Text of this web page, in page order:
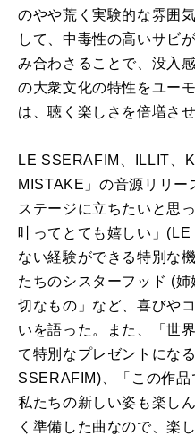
のやや荒く実験的な雰囲
して、中毒性の高いサビ
み合わさることで、没入
の大衆文化の特性をユー
は、聴く楽しさを倍増させ
LE SSERAFIM、ILLIT、
MISTAKE」の音源リリー
ステージに立ちたいと思
叶ってとても嬉しい」
ない経験ができる特別な
たちのシスターフッド (
切なもの」など、喜びや
いを語った。また、「世
て特別なプレゼントにな
SSERAFIM)、「この作
私たちの新しい姿も楽し
く準備した曲なので、楽